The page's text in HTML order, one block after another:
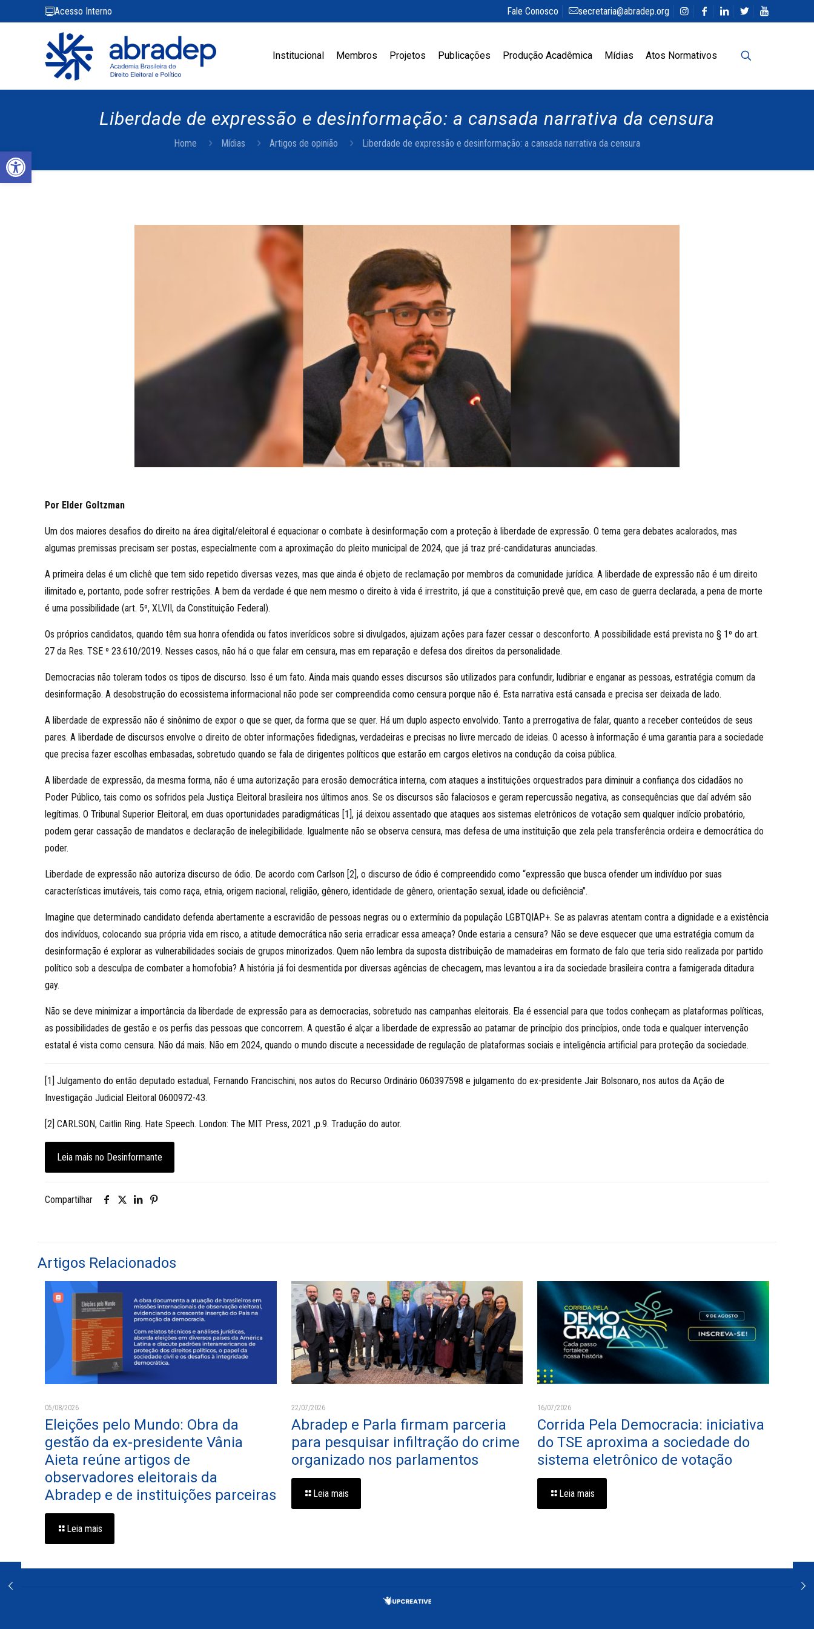
Abrir a barra de ferramentas
Acesso Interno Fale Conosco secretaria@abradep.org
Institucional Membros Projetos Publicações Produção Acadêmica Mídias Atos Normativos
Liberdade de expressão e desinformação: a cansada narrativa da censura
Home Mídias Artigos de opinião Liberdade de expressão e desinformação: a cansada narrativa da censura
Por Elder Goltzman
Um dos maiores desafios do direito na área digital/eleitoral é equacionar o combate à desinformação com a proteção à liberdade de expressão. O tema gera debates acalorados, mas
algumas premissas precisam ser postas, especialmente com a aproximação do pleito municipal de 2024, que já traz pré-candidaturas anunciadas.
A primeira delas é um clichê que tem sido repetido diversas vezes, mas que ainda é objeto de reclamação por membros da comunidade jurídica. A liberdade de expressão não é um direito
ilimitado e, portanto, pode sofrer restrições. A bem da verdade é que nem mesmo o direito à vida é irrestrito, já que a constituição prevê que, em caso de guerra declarada, a pena de morte
é uma possibilidade (art. 5º, XLVII, da Constituição Federal).
Os próprios candidatos, quando têm sua honra ofendida ou fatos inverídicos sobre si divulgados, ajuizam ações para fazer cessar o desconforto. A possibilidade está prevista no § 1º do art.
27 da Res. TSE º 23.610/2019. Nesses casos, não há o que falar em censura, mas em reparação e defesa dos direitos da personalidade.
Democracias não toleram todos os tipos de discurso. Isso é um fato. Ainda mais quando esses discursos são utilizados para confundir, ludibriar e enganar as pessoas, estratégia comum da
desinformação. A desobstrução do ecossistema informacional não pode ser compreendida como censura porque não é. Esta narrativa está cansada e precisa ser deixada de lado.
A liberdade de expressão não é sinônimo de expor o que se quer, da forma que se quer. Há um duplo aspecto envolvido. Tanto a prerrogativa de falar, quanto a receber conteúdos de seus
pares. A liberdade de discursos envolve o direito de obter informações fidedignas, verdadeiras e precisas no livre mercado de ideias. O acesso à informação é uma garantia para a sociedade
que precisa fazer escolhas embasadas, sobretudo quando se fala de dirigentes políticos que estarão em cargos eletivos na condução da coisa pública.
A liberdade de expressão, da mesma forma, não é uma autorização para erosão democrática interna, com ataques a instituições orquestrados para diminuir a confiança dos cidadãos no
Poder Público, tais como os sofridos pela Justiça Eleitoral brasileira nos últimos anos. Se os discursos são falaciosos e geram repercussão negativa, as consequências que daí advém são
legítimas. O Tribunal Superior Eleitoral, em duas oportunidades paradigmáticas [1], já deixou assentado que ataques aos sistemas eletrônicos de votação sem qualquer indício probatório,
podem gerar cassação de mandatos e declaração de inelegibilidade. Igualmente não se observa censura, mas defesa de uma instituição que zela pela transferência ordeira e democrática do
poder.
Liberdade de expressão não autoriza discurso de ódio. De acordo com Carlson [2], o discurso de ódio é compreendido como “expressão que busca ofender um indivíduo por suas
características imutáveis, tais como raça, etnia, origem nacional, religião, gênero, identidade de gênero, orientação sexual, idade ou deficiência”.
Imagine que determinado candidato defenda abertamente a escravidão de pessoas negras ou o extermínio da população LGBTQIAP+. Se as palavras atentam contra a dignidade e a existência
dos indivíduos, colocando sua própria vida em risco, a atitude democrática não seria erradicar essa ameaça? Onde estaria a censura? Não se deve esquecer que uma estratégia comum da
desinformação é explorar as vulnerabilidades sociais de grupos minorizados. Quem não lembra da suposta distribuição de mamadeiras em formato de falo que teria sido realizada por partido
político sob a desculpa de combater a homofobia? A história já foi desmentida por diversas agências de checagem, mas levantou a ira da sociedade brasileira contra a famigerada ditadura
gay.
Não se deve minimizar a importância da liberdade de expressão para as democracias, sobretudo nas campanhas eleitorais. Ela é essencial para que todos conheçam as plataformas políticas,
as possibilidades de gestão e os perfis das pessoas que concorrem. A questão é alçar a liberdade de expressão ao patamar de princípio dos princípios, onde toda e qualquer intervenção
estatal é vista como censura. Não dá mais. Não em 2024, quando o mundo discute a necessidade de regulação de plataformas sociais e inteligência artificial para proteção da sociedade.
[1] Julgamento do então deputado estadual, Fernando Francischini, nos autos do Recurso Ordinário 060397598 e julgamento do ex-presidente Jair Bolsonaro, nos autos da Ação de
Investigação Judicial Eleitoral 0600972-43.
[2] CARLSON, Caitlin Ring. Hate Speech. London: The MIT Press, 2021 ,p.9. Tradução do autor.
Leia mais no Desinformante
Compartilhar
Artigos Relacionados
05/08/2026
Eleições pelo Mundo: Obra da
gestão da ex-presidente Vânia
Aieta reúne artigos de
observadores eleitorais da
Abradep e de instituições parceiras
Leia mais
22/07/2026
Abradep e Parla firmam parceria
para pesquisar infiltração do crime
organizado nos parlamentos
Leia mais
16/07/2026
Corrida Pela Democracia: iniciativa
do TSE aproxima a sociedade do
sistema eletrônico de votação
Leia mais